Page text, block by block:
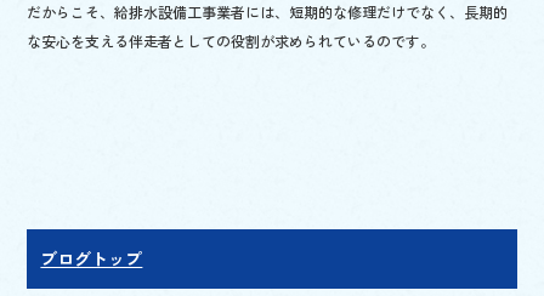
だからこそ、給排水設備工事業者には、短期的な修理だけでなく、長期的
な安心を支える伴走者としての役割が求められているのです。
ブログトップ